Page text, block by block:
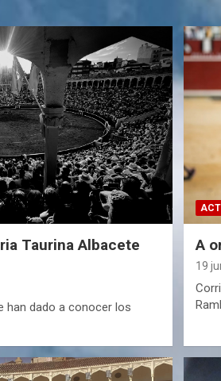
Taurina Albacete
han dado a conocer los
A
19